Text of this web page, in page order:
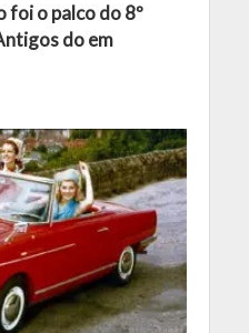
foi o palco do 8º
do em